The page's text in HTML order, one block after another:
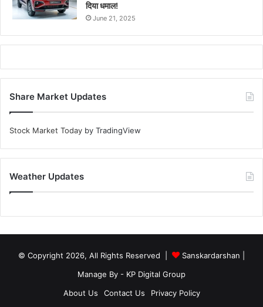
दिया धमाल!
June 21, 2025
Share Market Updates
Stock Market Today by TradingView
Weather Updates
© Copyright 2026, All Rights Reserved | Sanskardarshan
Manage By - KP Digital Group
About Us
Contact Us Privacy Policy